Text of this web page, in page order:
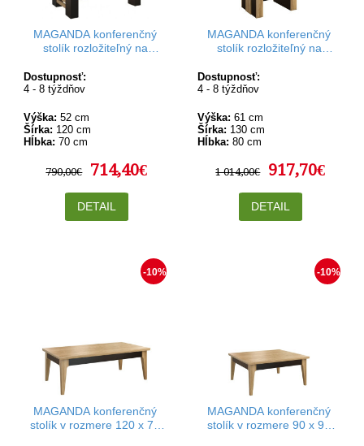
MAGANDA konferenčný
stolík rozložiteľný na
rozmere 120-160 x 70 cm
Dostupnosť:
4 - 8 týždňov
Výška: 52 cm
Šírka: 120 cm
Hĺbka: 70 cm
790,00€ 714,40€
DETAIL
MAGANDA konferenčný
stolík rozložiteľný na
rozkladaním automat
Dostupnosť:
4 - 8 týždňov
Výška: 61 cm
Šírka: 130 cm
Hĺbka: 80 cm
1 014,00€ 917,70€
DETAIL
-10%
MAGANDA konferenčný
stolík v rozmere 120 x 70
-10%
MAGANDA konferenčný
stolík v rozmere 90 x 90